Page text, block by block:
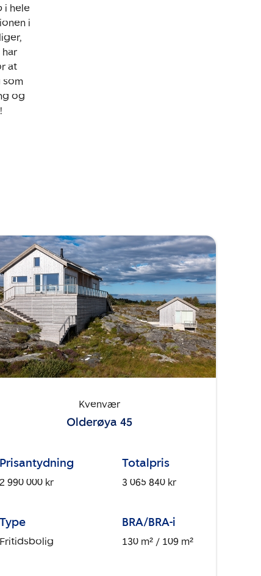
i hele
i
at
som
og
Kvenvær
Olderøya 45
Prisantydning
2 990 000 kr
Totalpris
3 065 840 kr
Type
Fritidsbolig
BRA/BRA-i
130 m² / 109 m²